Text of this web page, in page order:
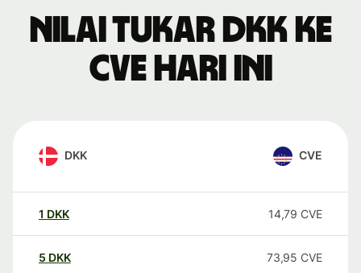
Nilai tukar DKK ke
CVE hari ini
DKK CVE
1 DKK 14,79 CVE
5 DKK 73,95 CVE